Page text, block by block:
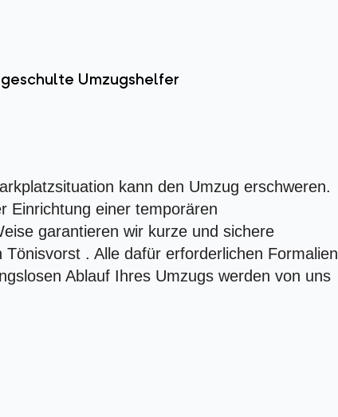
Umzugshelfer
kann den Umzug erschweren.
Einrichtung einer temporären
garantieren wir kurze und sichere
. Alle dafür erforderlichen Formalien
Ablauf Ihres Umzugs werden von uns